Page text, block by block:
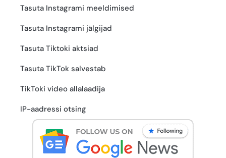
Tasuta Instagrami meeldimised
Tasuta Instagrami jälgijad
Tasuta Tiktoki aktsiad
Tasuta TikTok salvestab
TikToki video allalaadija
IP-aadressi otsing